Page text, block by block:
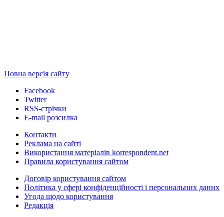
Повна версія сайту
Facebook
Twitter
RSS-стрічки
E-mail розсилка
Контакти
Реклама на сайті
Використання матеріалів korrespondent.net
Правила користування сайтом
Договір користування сайтом
Політика у сфері конфіденційності і персональних даних
Угода щодо користування
Редакція